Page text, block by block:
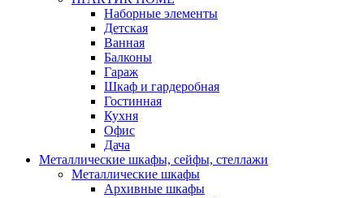
Наборные элементы
Детская
Ванная
Балконы
Гараж
Шкаф и гардеробная
Гостинная
Кухня
Офис
Дача
Металлические шкафы, сейфы, стеллажи
Металлические шкафы
Архивные шкафы